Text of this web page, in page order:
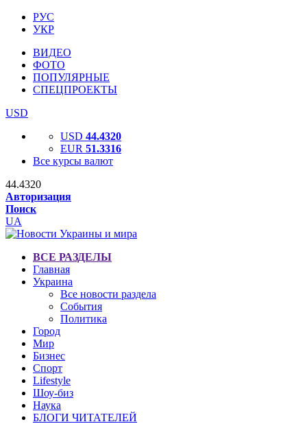
РУС
УКР
ВИДЕО
ФОТО
ПОПУЛЯРНЫЕ
СПЕЦПРОЕКТЫ
USD
USD 44.4320
EUR 51.3316
Все курсы валют
44.4320
Авторизация
Поиск
UA
ВСЕ РАЗДЕЛЫ
Главная
Украина
Все новости раздела
События
Политика
Город
Мир
Бизнес
Спорт
Lifestyle
Шоу-биз
Наука
БЛОГИ ЧИТАТЕЛЕЙ